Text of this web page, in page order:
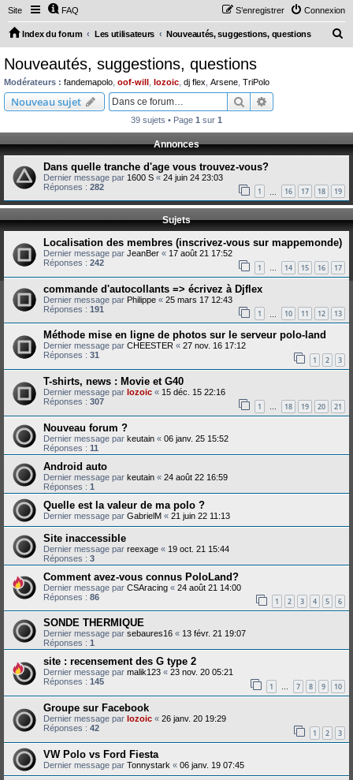
Site FAQ Connexion
S’enregistrer
Index du forum Les utilisateurs Nouveautés, suggestions, questions
c
e
r
Nouveautés, suggestions, questions
Modérateurs : fandemapolo oof-will lozoic dj flex Arsene TriPolo
Nouveau sujet Rechercher
39 sujets • Page 1 sur 1
Annonces
Dans quelle tranche d'age vous trouvez-vous?
Dernier message par 1600 S « 24 juin 24 23:03
Réponses : 282 1 16 17 18 19
Sujets
Localisation des membres (inscrivez-vous sur mappemonde)
Dernier message par JeanBer « 17 août 21 17:52
Réponses : 242 1 … 14 15 16 17
commande d'autocollants => écrivez à Djflex
Dernier message par Philippe « 25 mars 17 12:43
Réponses : 191 1 10 11 12 13
Méthode mise en ligne de photos sur le serveur polo-land
Dernier message par CHEESTER « 27 nov. 16 17:12
Réponses : 31 1 2 3
T-shirts, news : Movie et G40
Dernier message par lozoic « 15 déc. 15 22:16
Réponses : 307 1 … 18 19 20 21
Nouveau forum ?
Dernier message par keutain « 06 janv. 25 15:52
Réponses : 11
Android auto
Dernier message par keutain « 24 août 22 16:59
Réponses : 1
Quelle est la valeur de ma polo ?
Dernier message par GabrielM « 21 juin 22 11:13
Site inaccessible
Dernier message par reexage « 19 oct. 21 15:44
Réponses : 3
Comment avez-vous connus PoloLand?
Dernier message par CSAracing « 24 août 21 14:00
Réponses : 86 1 2 3 4 5 6
SONDE THERMIQUE
Dernier message par sebaures16 « 13 févr. 21 19:07
Réponses : 1
site : recensement des G type 2
Dernier message par malik123 « 23 nov. 20 05:21
Réponses : 145 1 … 7 8 9 10
Groupe sur Facebook
Dernier message par lozoic « 26 janv. 20 19:29
Réponses : 42 1 2 3
VW Polo vs Ford Fiesta
Dernier message par Tonnystark « 06 janv. 19 07:45